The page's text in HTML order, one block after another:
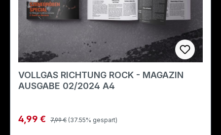
VOLLGAS RICHTUNG ROCK - MAGAZIN
AUSGABE 02/2024 A4
Verkaufspreis:
4,99 € Regulärer Preis:
7,99 € (37.55% gespart)